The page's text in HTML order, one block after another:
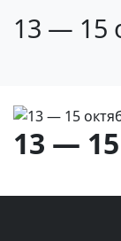
13 — 15
13 —